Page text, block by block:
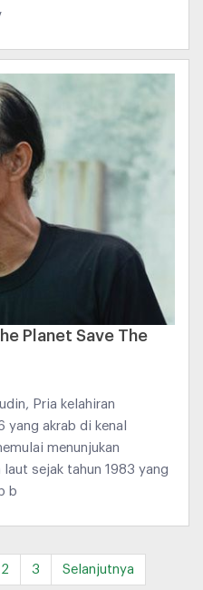
Planet Save The
Pria kelahiran
yang akrab di kenal
menunjukan
sejak tahun 1983 yang
b
2 3 Selanjutnya